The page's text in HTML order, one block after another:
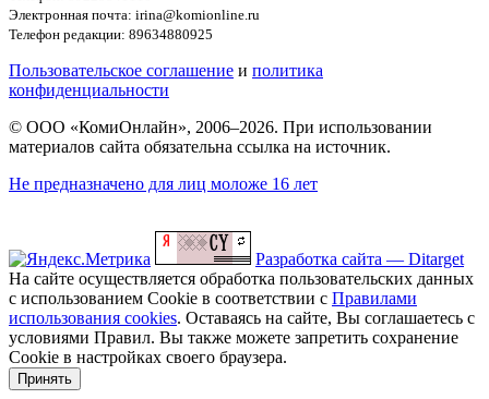
Электронная почта: irina@komionline.ru
Телефон редакции: 89634880925
Пользовательское соглашение и политика
конфиденциальности
© ООО «КомиОнлайн», 2006–2026. При использовании
материалов сайта обязательна ссылка на источник.
Не предназначено для лиц моложе 16 лет
Разработка сайта — Ditarget
На сайте осуществляется обработка пользовательских данных
с использованием Cookie в соответствии с Правилами
использования cookies. Оставаясь на сайте, Вы соглашаетесь с
условиями Правил. Вы также можете запретить сохранение
Cookie в настройках своего браузера.
Принять